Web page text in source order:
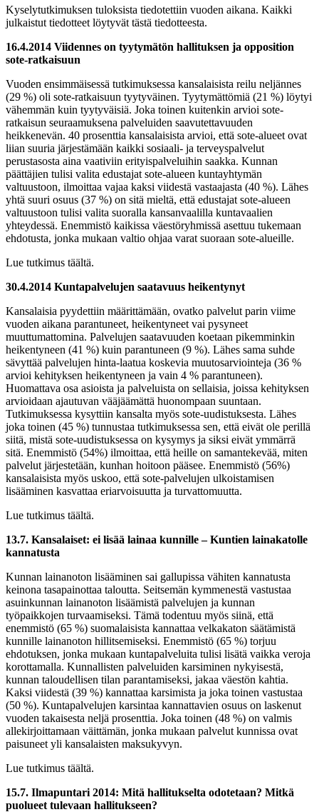
Kyselytutkimuksen tuloksista tiedotettiin vuoden aikana. Kaikki
julkaistut tiedotteet löytyvät tästä tiedotteesta.
16.4.2014 Viidennes on tyytymätön hallituksen ja opposition
sote-ratkaisuun
Vuoden ensimmäisessä tutkimuksessa kansalaisista reilu neljännes
(29 %) oli sote-ratkaisuun tyytyväinen. Tyytymättömiä (21 %) löytyi
vähemmän kuin tyytyväisiä. Joka toinen kuitenkin arvioi sote-
ratkaisun seuraamuksena palveluiden saavutettavuuden
heikkenevän. 40 prosenttia kansalaisista arvioi, että sote-alueet ovat
liian suuria järjestämään kaikki sosiaali- ja terveyspalvelut
perustasosta aina vaativiin erityispalveluihin saakka. Kunnan
päättäjien tulisi valita edustajat sote-alueen kuntayhtymän
valtuustoon, ilmoittaa vajaa kaksi viidestä vastaajasta (40 %). Lähes
yhtä suuri osuus (37 %) on sitä mieltä, että edustajat sote-alueen
valtuustoon tulisi valita suoralla kansanvaalilla kuntavaalien
yhteydessä. Enemmistö kaikissa väestöryhmissä asettuu tukemaan
ehdotusta, jonka mukaan valtio ohjaa varat suoraan sote-alueille.
Lue tutkimus täältä.
30.4.2014 Kuntapalvelujen saatavuus heikentynyt
Kansalaisia pyydettiin määrittämään, ovatko palvelut parin viime
vuoden aikana parantuneet, heikentyneet vai pysyneet
muuttumattomina. Palvelujen saatavuuden koetaan pikemminkin
heikentyneen (41 %) kuin parantuneen (9 %). Lähes sama suhde
sävyttää palvelujen hinta-laatua koskevia muutosarviointeja (36 %
arvioi kehityksen heikentyneen ja vain 4 % parantuneen).
Huomattava osa asioista ja palveluista on sellaisia, joissa kehityksen
arvioidaan ajautuvan vääjäämättä huonompaan suuntaan.
Tutkimuksessa kysyttiin kansalta myös sote-uudistuksesta. Lähes
joka toinen (45 %) tunnustaa tutkimuksessa sen, että eivät ole perillä
siitä, mistä sote-uudistuksessa on kysymys ja siksi eivät ymmärrä
sitä. Enemmistö (54%) ilmoittaa, että heille on samantekevää, miten
palvelut järjestetään, kunhan hoitoon pääsee. Enemmistö (56%)
kansalaisista myös uskoo, että sote-palvelujen ulkoistamisen
lisääminen kasvattaa eriarvoisuutta ja turvattomuutta.
Lue tutkimus täältä.
13.7. Kansalaiset: ei lisää lainaa kunnille – Kuntien lainakatolle
kannatusta
Kunnan lainanoton lisääminen sai gallupissa vähiten kannatusta
keinona tasapainottaa taloutta. Seitsemän kymmenestä vastustaa
asuinkunnan lainanoton lisäämistä palvelujen ja kunnan
työpaikkojen turvaamiseksi. Tämä todentuu myös siinä, että
enemmistö (65 %) suomalaisista kannattaa velkakaton säätämistä
kunnille lainanoton hillitsemiseksi. Enemmistö (65 %) torjuu
ehdotuksen, jonka mukaan kuntapalveluita tulisi lisätä vaikka veroja
korottamalla. Kunnallisten palveluiden karsiminen nykyisestä,
kunnan taloudellisen tilan parantamiseksi, jakaa väestön kahtia.
Kaksi viidestä (39 %) kannattaa karsimista ja joka toinen vastustaa
(50 %). Kuntapalvelujen karsintaa kannattavien osuus on laskenut
vuoden takaisesta neljä prosenttia. Joka toinen (48 %) on valmis
allekirjoittamaan väittämän, jonka mukaan palvelut kunnissa ovat
paisuneet yli kansalaisten maksukyvyn.
Lue tutkimus täältä.
15.7. Ilmapuntari 2014: Mitä hallitukselta odotetaan? Mitkä
puolueet tulevaan hallitukseen?